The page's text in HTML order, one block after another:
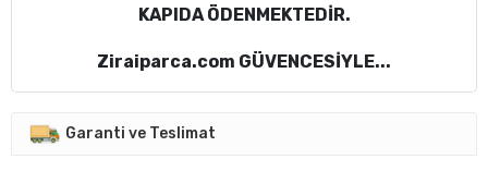
KAPIDA ÖDENMEKTEDİR.
Ziraiparca.com GÜVENCESİYLE...
Garanti ve Teslimat